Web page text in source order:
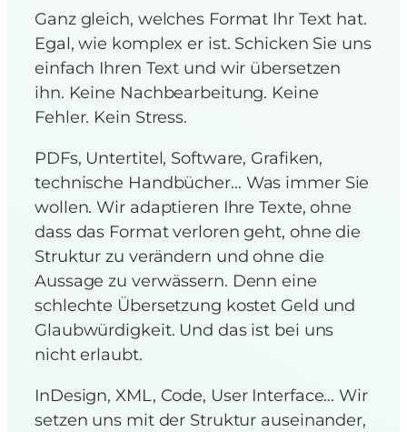
Ganz gleich, welches Format Ihr Text hat.
Egal, wie komplex er ist. Schicken Sie uns
einfach Ihren Text und wir übersetzen
ihn. Keine Nachbearbeitung. Keine
Fehler. Kein Stress.
PDFs, Untertitel, Software, Grafiken,
technische Handbücher… Was immer Sie
wollen. Wir adaptieren Ihre Texte, ohne
dass das Format verloren geht, ohne die
Struktur zu verändern und ohne die
Aussage zu verwässern. Denn eine
schlechte Übersetzung kostet Geld und
Glaubwürdigkeit. Und das ist bei uns
nicht erlaubt.
InDesign, XML, Code, User Interface… Wir
setzen uns mit der Struktur auseinander,